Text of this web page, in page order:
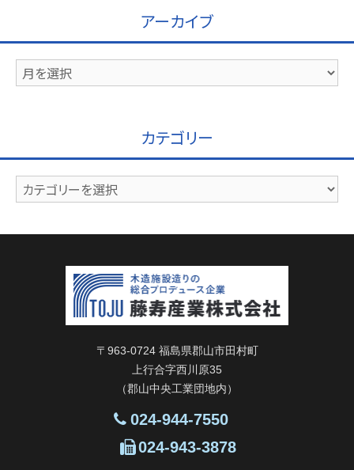
アーカイブ
ア
ー
カテゴリー
カ
テ
〒963-0724 福島県郡山市田村町
上行合字西川原35
（郡山中央工業団地内）
024-944-7550
024-943-3878